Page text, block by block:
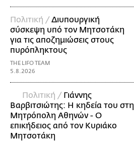
Πολιτική /Διυπουργική
σύσκεψη υπό τον Μητσοτάκη
για τις αποζημιώσεις στους
πυρόπληκτους
THE LIFO TEAM
5.8.2026
Πολιτική / Γιάννης
Βαρβιτσιώτης: Η κηδεία του στη
Μητρόπολη Αθηνών - Ο
επικήδειος από τον Κυριάκο
Μητσοτάκη